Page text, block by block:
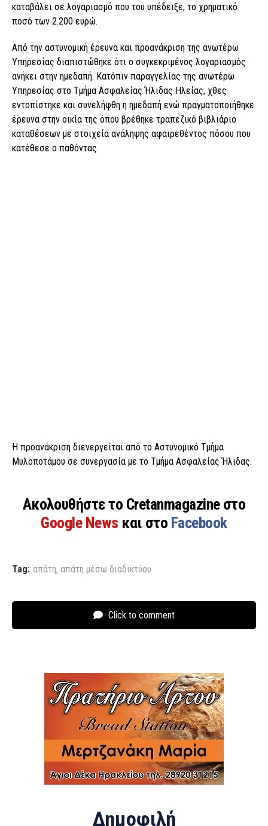
καταβάλει σε λογαριασμό που του υπέδειξε, το χρηματικό
ποσό των 2.200 ευρώ.
Από την αστυνομική έρευνα και προανάκριση της ανωτέρω
Υπηρεσίας διαπιστώθηκε ότι ο συγκεκριμένος λογαριασμός
ανήκει στην ημεδαπή. Κατόπιν παραγγελίας της ανωτέρω
Υπηρεσίας στο Τμήμα Ασφαλείας Ήλιδας Ηλείας, χθες
εντοπίστηκε και συνελήφθη η ημεδαπή ενώ πραγματοποιήθηκε
έρευνα στην οικία της όπου βρέθηκε τραπεζικό βιβλιάριο
καταθέσεων με στοιχεία ανάληψης αφαιρεθέντος πόσου που
κατέθεσε ο παθόντας.
Η προανάκριση διενεργείται από το Αστυνομικό Τμήμα
Μυλοποτάμου σε συνεργασία με το Τμήμα Ασφαλείας Ήλιδας.
Ακολουθήστε το Cretanmagazine στο
Google News και στο Facebook
Tag: απάτη, απάτη μέσω διαδικτύου
Click to comment
Δημοφιλή